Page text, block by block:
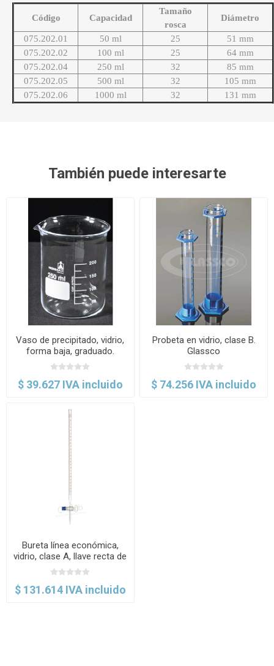
Código Capacidad
Tamaño
rosca
Diámetro
075.202.01 50 ml 25
51 mm
075.202.02
100 ml 25
64 mm
075.202.04
250 ml 32
85 mm
075.202.05
500 ml 32
105 mm
075.202.06
1000 ml 32 131 mm
También puede interesarte
Vaso de precipitado, vidrio,
forma baja, graduado.
Normax
$ 39.627 IVA incluido
Probeta en vidrio, clase B.
Glassco
$ 74.256 IVA incluido
Bureta línea económica,
vidrio, clase A, llave recta de
vidrio. Labscient
$ 131.614 IVA incluido